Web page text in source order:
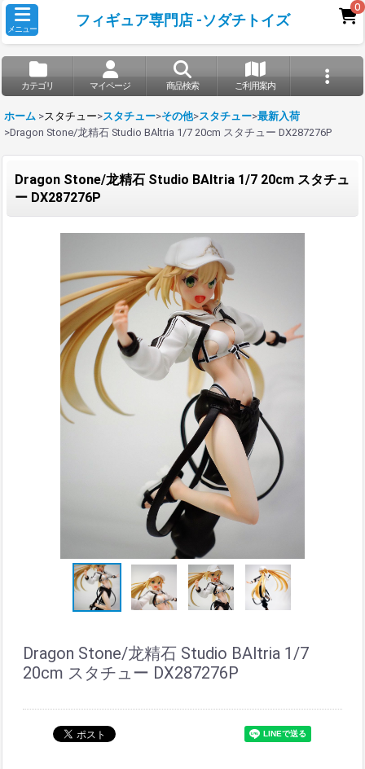
メニュー
フィギュア専門店 -ソダチトイズ
0
カテゴリ マイページ 商品検索 ご利用案内
ホーム >スタチュー>スタチュー>その他>スタチュー>最新入荷
>Dragon Stone/龙精石 Studio BAltria 1/7 20cm スタチュー DX287276P
Dragon Stone/龙精石 Studio BAltria 1/7 20cm スタチュ
ー DX287276P
Dragon Stone/龙精石 Studio BAltria 1/7
20cm スタチュー DX287276P